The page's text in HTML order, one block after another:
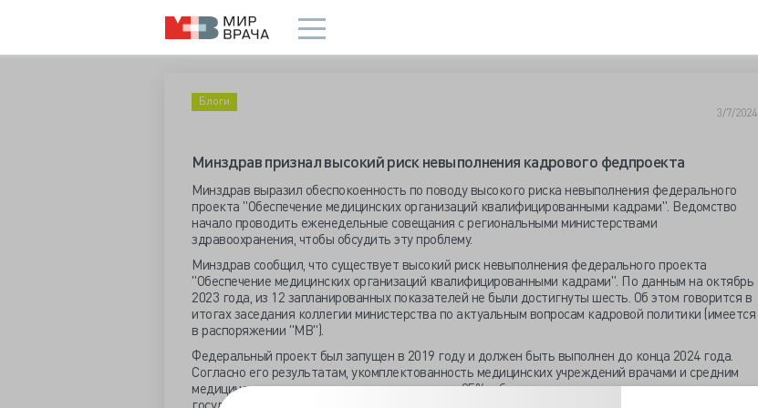
Блоги
3/7/2024
Минздрав признал высокий риск невыполнения кадрового федпроекта
Минздрав выразил обеспокоенность по поводу высокого риска невыполнения федерального
проекта "Обеспечение медицинских организаций квалифицированными кадрами". Ведомство
начало проводить еженедельные совещания с региональными министерствами
здравоохранения, чтобы обсудить эту проблему.
Минздрав сообщил, что существует высокий риск невыполнения федерального проекта
"Обеспечение медицинских организаций квалифицированными кадрами". По данным на октябрь
2023 года, из 12 запланированных показателей не были достигнуты шесть. Об этом говорится в
итогах заседания коллегии министерства по актуальным вопросам кадровой политики (имеется
в распоряжении "МВ").
Федеральный проект был запущен в 2019 году и должен быть выполнен до конца 2024 года.
Согласно его результатам, укомплектованность медицинских учреждений врачами и средним
медицинским персоналом должна достигнуть 95%, обеспеченность населения врачами из
государственных клиник составить 40 человек на 10 тысяч населения, а доля специалистов,